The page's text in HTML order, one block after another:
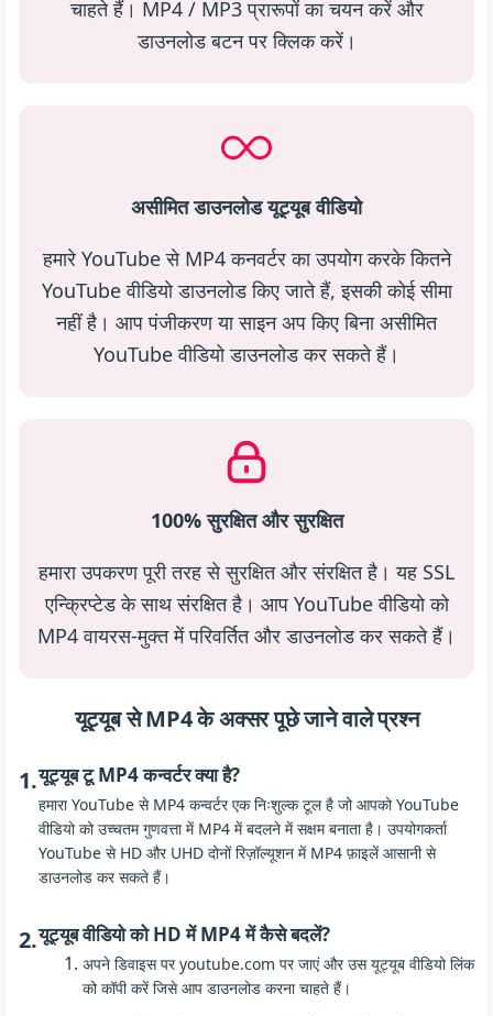
चाहते हैं। MP4 / MP3 प्रारूपों का चयन करें और
डाउनलोड बटन पर क्लिक करें।
असीमित डाउनलोड यूट्यूब वीडियो
हमारे YouTube से MP4 कनवर्टर का उपयोग करके कितने
YouTube वीडियो डाउनलोड किए जाते हैं, इसकी कोई सीमा
नहीं है। आप पंजीकरण या साइन अप किए बिना असीमित
YouTube वीडियो डाउनलोड कर सकते हैं।
100% सुरक्षित और सुरक्षित
हमारा उपकरण पूरी तरह से सुरक्षित और संरक्षित है। यह SSL
एन्क्रिप्टेड के साथ संरक्षित है। आप YouTube वीडियो को
MP4 वायरस-मुक्त में परिवर्तित और डाउनलोड कर सकते हैं।
यूट्यूब से MP4 के अक्सर पूछे जाने वाले प्रश्न
1.यूट्यूब टू MP4 कन्वर्टर क्या है?
हमारा YouTube से MP4 कन्वर्टर एक निःशुल्क टूल है जो आपको YouTube
वीडियो को उच्चतम गुणवत्ता में MP4 में बदलने में सक्षम बनाता है। उपयोगकर्ता
YouTube से HD और UHD दोनों रिज़ॉल्यूशन में MP4 फ़ाइलें आसानी से
डाउनलोड कर सकते हैं।
2.यूट्यूब वीडियो को HD में MP4 में कैसे बदलें?
अपने डिवाइस पर youtube.com पर जाएं और उस यूट्यूब वीडियो लिंक
को कॉपी करें जिसे आप डाउनलोड करना चाहते हैं।